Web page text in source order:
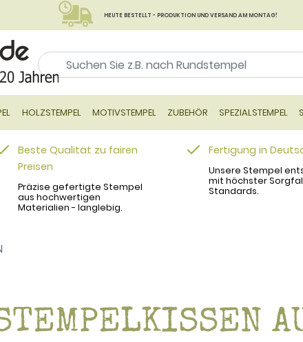
HEUTE BESTELLT - PRODUKTION UND VERSAND AM MONTAG!
HOLZSTEMPEL MOTIVSTEMPEL ZUBEHÖR SPEZIALSTEMPEL
Beste Qualität zu fairen
Preisen
Präzise gefertigte Stempel
aus hochwertigen
Materialien - langlebig.
Fertigung in
Unsere Stempel
mit höchster
Standards.